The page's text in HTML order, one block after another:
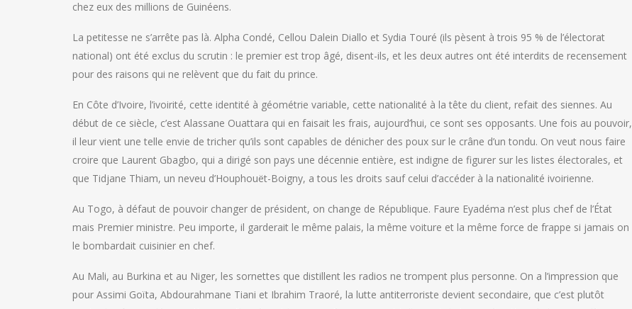
chez eux des millions de Guinéens.
La petitesse ne s’arrête pas là. Alpha Condé, Cellou Dalein Diallo et Sydia Touré (ils pèsent à trois 95 % de l’électorat
national) ont été exclus du scrutin : le premier est trop âgé, disent-ils, et les deux autres ont été interdits de recensement
pour des raisons qui ne relèvent que du fait du prince.
En Côte d’Ivoire, l’ivoirité, cette identité à géométrie variable, cette nationalité à la tête du client, refait des siennes. Au
début de ce siècle, c’est Alassane Ouattara qui en faisait les frais, aujourd’hui, ce sont ses opposants. Une fois au pouvoir,
il leur vient une telle envie de tricher qu’ils sont capables de dénicher des poux sur le crâne d’un tondu. On veut nous faire
croire que Laurent Gbagbo, qui a dirigé son pays une décennie entière, est indigne de figurer sur les listes électorales, et
que Tidjane Thiam, un neveu d’Houphouët-Boigny, a tous les droits sauf celui d’accéder à la nationalité ivoirienne.
Au Togo, à défaut de pouvoir changer de président, on change de République. Faure Eyadéma n’est plus chef de l’État
mais Premier ministre. Peu importe, il garderait le même palais, la même voiture et la même force de frappe si jamais on
le bombardait cuisinier en chef.
Au Mali, au Burkina et au Niger, les sornettes que distillent les radios ne trompent plus personne. On a l’impression que
pour Assimi Goïta, Abdourahmane Tiani et Ibrahim Traoré, la lutte antiterroriste devient secondaire, que c’est plutôt